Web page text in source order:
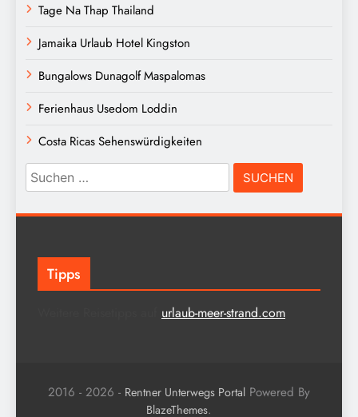
Tage Na Thap Thailand
Jamaika Urlaub Hotel Kingston
Bungalows Dunagolf Maspalomas
Ferienhaus Usedom Loddin
Costa Ricas Sehenswürdigkeiten
Suchen
nach:
Tipps
urlaub-meer-strand.com
2016 - 2026 - Rentner Unterwegs Portal Powered By
BlazeThemes.